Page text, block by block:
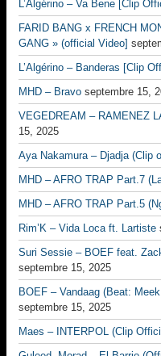
L’Algérino – Va Bene [Clip
FARID BANG x FRENCH
GANG » (official Video]
L’Algérino – Banderas [Clip
MHD – Bravo septembre 15,
VEGEDREAM – RAMENEZ
15, 2025
Aya Nakamura – Djadja (Clip
MHD – AFRO TRAP Part.7
MHD – AFRO TRAP Part.5
Rim’K – Vida Loca ft. Lartiste
Suri Sessie – BOEF feat.
septembre 15, 2025
BOEF – Vandaag (Beat:
septembre 15, 2025
Maes – INTERPOL (Clip